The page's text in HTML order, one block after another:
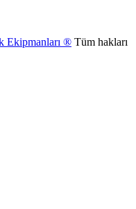
Ekipmanları ® Tüm hakları